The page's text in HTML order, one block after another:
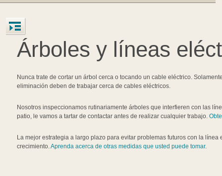
Árboles y líneas
Nunca trate de cortar un árbol cerca o tocando un cable eléctrico.
eliminación deben de trabajar cerca de cables eléctricos.
Nosotros inspeccionamos rutinariamente árboles que interfieren con las
patio, le vamos a tartar de contactar antes de realizar cualquier trabajo.
La mejor estrategia a largo plazo para evitar problemas futuros con la
crecimiento.Aprenda acerca de otras medidas que usted puede tomar.